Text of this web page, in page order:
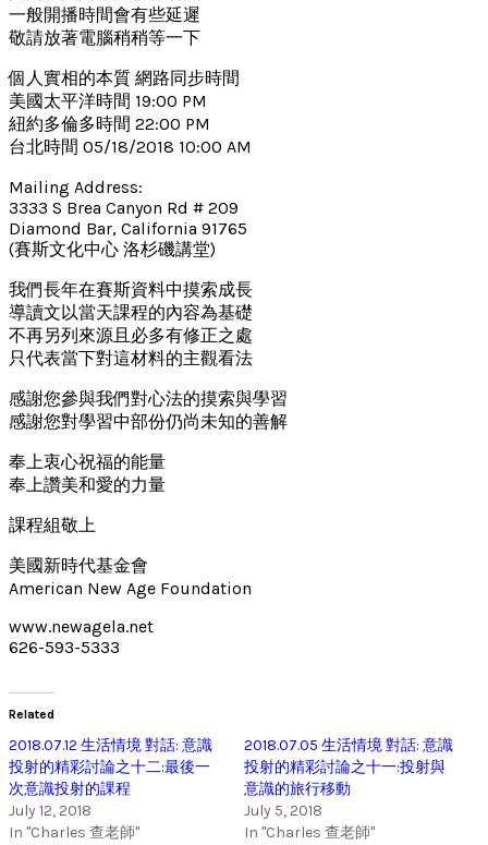
一般開播時間會有些延遲
敬請放著電腦稍稍等一下
個人實相的本質 網路同步時間
美國太平洋時間 19:00 PM
紐約多倫多時間 22:00 PM
台北時間 05/18/2018 10:00 AM
Mailing Address:
3333 S Brea Canyon Rd # 209
Diamond Bar, California 91765
(賽斯文化中心 洛杉磯講堂)
我們長年在賽斯資料中摸索成長
導讀文以當天課程的內容為基礎
不再另列來源且必多有修正之處
只代表當下對這材料的主觀看法
感謝您參與我們對心法的摸索與學習
感謝您對學習中部份仍尚未知的善解
奉上衷心祝福的能量
奉上讚美和愛的力量
課程組敬上
美國新時代基金會
American New Age Foundation
www.newagela.net
626-593-5333
Related
2018.07.12 生活情境 對話: 意識
投射的精彩討論之十二:最後一
次意識投射的課程
July 12, 2018
In "Charles 查老師"
2018.07.05 生活情境 對話: 意識
投射的精彩討論之十一:投射與
意識的旅行移動
July 5, 2018
In "Charles 查老師"